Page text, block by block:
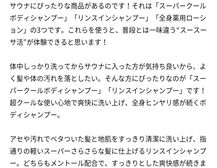
サウナにぴったりな商品があるのです！それは「スーパークール
ボディシャンプー」「リンスインシャンプー」「全身薬用ローシ
ョン」の3つです。これらを使うと、普段とは一味違う“スースー
サ活”が体験できると思います！
体中しっかり洗ってからサウナに入った方が気持ち良いから、よ
く髪や体の汚れを落としたい。そんな方にぴったりなのが「スー
パークールボディシャンプー」「リンスインシャンプー」です！
超クールな使い心地で爽快に洗い上げ、全身ヒンヤリ感が続くボ
ディシャンプー。
アセや汚れでベタついた髪と地肌をすっきり清潔に洗い上げ、指
通りの軽いスーパーさらさらな髪に仕上げるリンスインシャンプ
ー。どちらもメントール配合で、すっきりとした爽快感が続きま